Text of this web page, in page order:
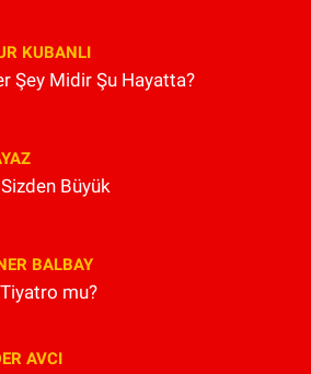
KUBANLI
Şey Midir Şu Hayatta?
Büyük
BALBAY
mu?
AVCI